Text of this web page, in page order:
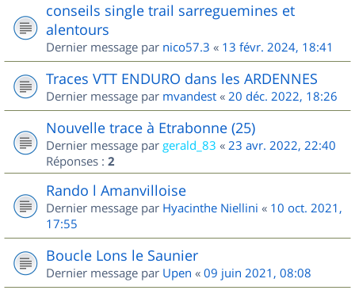
conseils single trail sarreguemines et
alentours
Dernier message par nico57.3 « 13 févr. 2024, 18:41
Traces VTT ENDURO dans les ARDENNES
Dernier message par mvandest « 20 déc. 2022, 18:26
Nouvelle trace à Etrabonne (25)
Dernier message par gerald_83 « 23 avr. 2022, 22:40
Réponses : 2
Rando l Amanvilloise
Dernier message par Hyacinthe Niellini « 10 oct. 2021,
17:55
Boucle Lons le Saunier
Dernier message par Upen « 09 juin 2021, 08:08